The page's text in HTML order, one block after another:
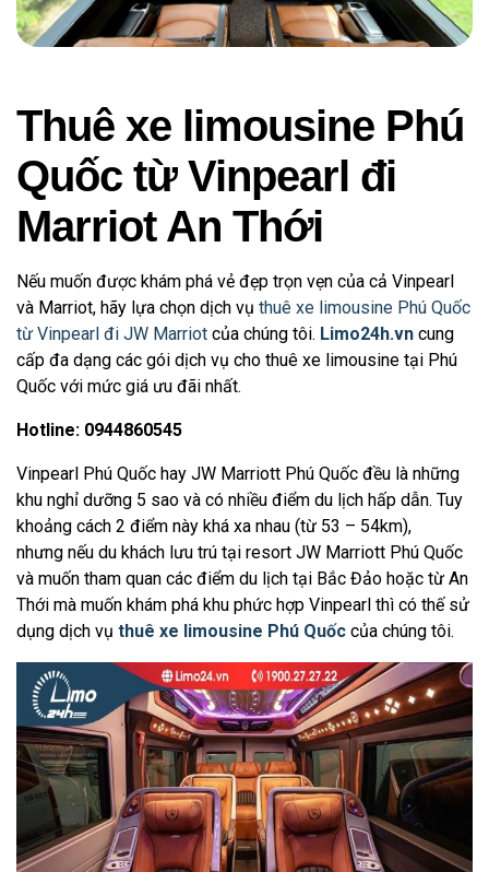
Thuê xe limousine Phú
Quốc từ Vinpearl đi
Marriot An Thới
Nếu muốn được khám phá vẻ đẹp trọn vẹn của cả Vinpearl
và Marriot, hãy lựa chọn dịch vụ thuê xe limousine Phú Quốc
từ Vinpearl đi JW Marriot của chúng tôi. Limo24h.vn cung
cấp đa dạng các gói dịch vụ cho thuê xe limousine tại Phú
Quốc với mức giá ưu đãi nhất.
Hotline: 0944860545
Vinpearl Phú Quốc hay JW Marriott Phú Quốc đều là những
khu nghỉ dưỡng 5 sao và có nhiều điểm du lịch hấp dẫn. Tuy
khoảng cách 2 điểm này khá xa nhau (từ 53 – 54km),
nhưng nếu du khách lưu trú tại resort JW Marriott Phú Quốc
và muốn tham quan các điểm du lịch tại Bắc Đảo hoặc từ An
Thới mà muốn khám phá khu phức hợp Vinpearl thì có thế sử
dụng dịch vụ thuê xe limousine Phú Quốc của chúng tôi.